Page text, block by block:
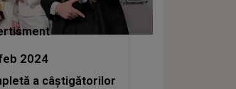
2024
a câștigătorilor